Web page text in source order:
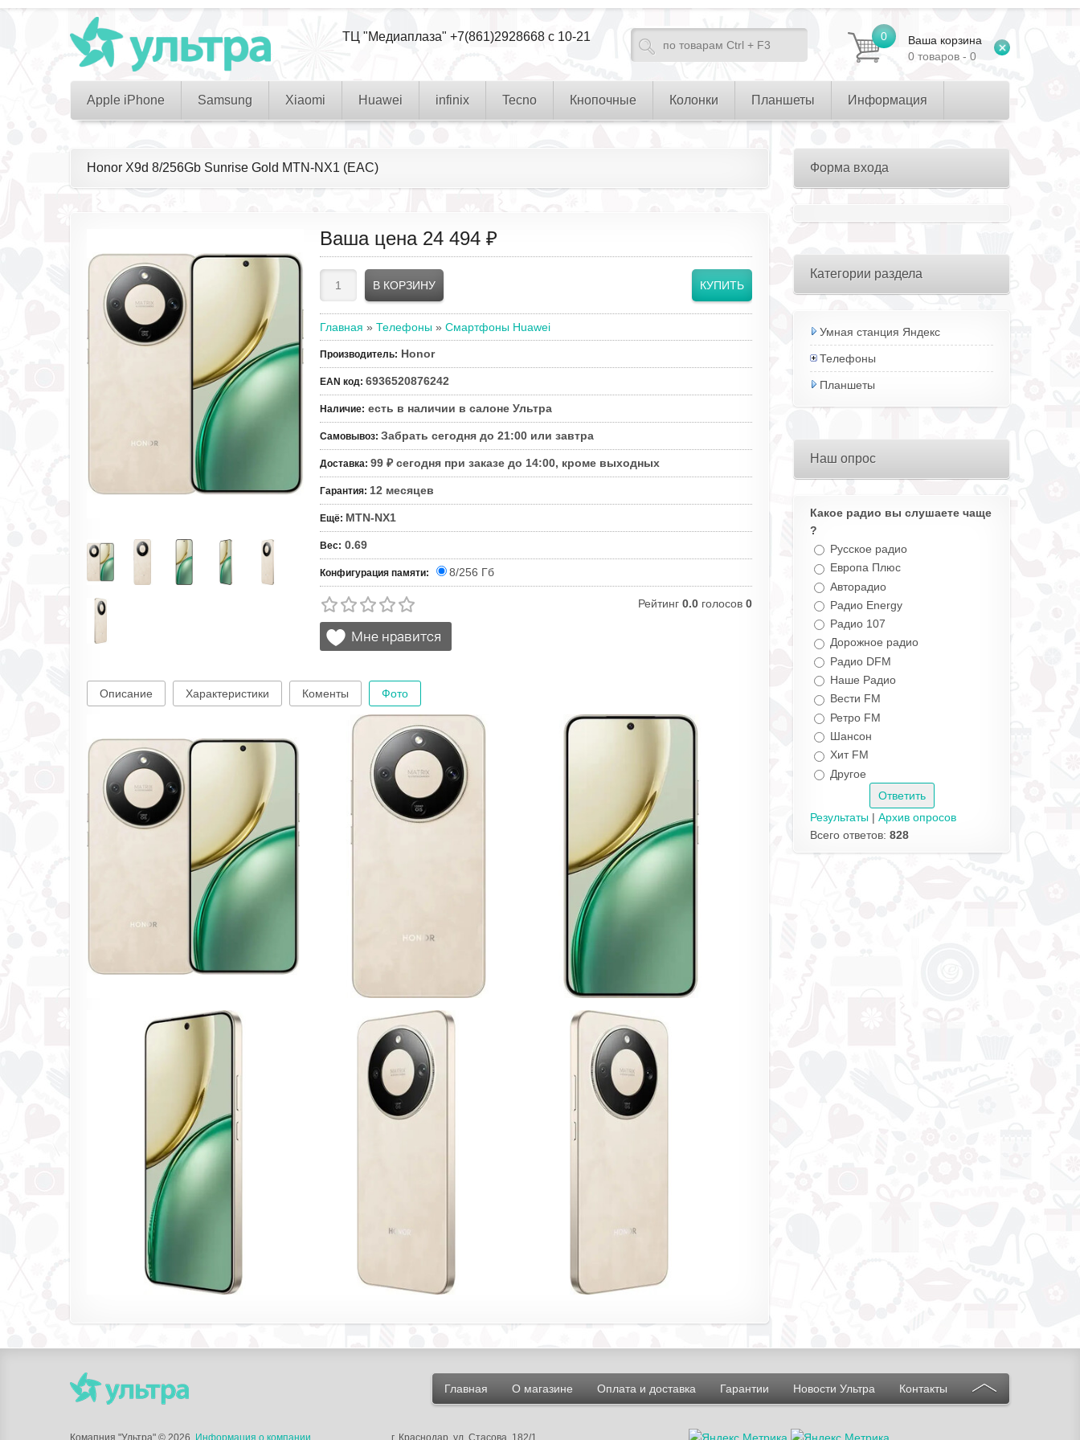
0
Ваша корзина
0 товаров - 0
ТЦ "Медиаплаза" +7(861)2928668 с 10-21
Apple iPhone Samsung Xiaomi Huawei infinix Tecno Кнопочные Колонки Планшеты Информация
Honor X9d 8/256Gb Sunrise Gold MTN-NX1 (EAC)
Ваша цена 24 494 ₽
Главная » Телефоны » Смартфоны Huawei
Производитель: Honor
EAN код: 6936520876242
Наличие: есть в наличии в салоне Ультра
Самовывоз: Забрать сегодня до 21:00 или завтра
Доставка: 99 ₽ сегодня при заказе до 14:00, кроме выходных
Гарантия: 12 месяцев
Ещё: MTN-NX1
Вес: 0.69
Конфигурация памяти: 8/256 Гб
Рейтинг 0.0 голосов 0
Описание Характеристики Коменты Фото
Форма входа
Категории раздела
Умная станция Яндекс
Телефоны
Планшеты
Наш опрос
Какое радио вы слушаете чаще
?
Русское радио
Европа Плюс
Авторадио
Радио Energy
Радио 107
Дорожное радио
Радио DFM
Наше Радио
Вести FM
Ретро FM
Шансон
Хит FM
Другое
Результаты | Архив опросов
Всего ответов: 828
Главная О магазине Оплата и доставка Гарантии Новости Ультра Контакты
Комапния "Ультра" © 2026. Информация о компании г. Краснодар , ул. Стасова, 182/1